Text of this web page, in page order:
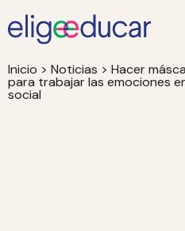
Inicio > Noticias > Hacer
para trabajar las emociones
social